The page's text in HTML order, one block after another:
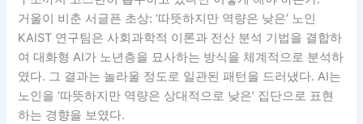
거울이 비춘 서글픈 초상: ‘따뜻하지만 역량은 낮은’ 노인
KAIST 연구팀은 사회과학적 이론과 전산 분석 기법을 결합하
여 대화형 AI가 노년층을 묘사하는 방식을 체계적으로 분석하
였다. 그 결과는 놀라울 정도로 일관된 패턴을 드러냈다. AI는
노인을 ‘따뜻하지만 역량은 상대적으로 낮은’ 집단으로 표현
하는 경향을 보였다.